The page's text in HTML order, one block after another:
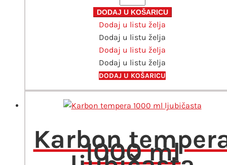
1000
ml
svijetlo
zelena
količina
DODAJ U KOŠARICU
Dodaj u listu želja
Dodaj u listu želja
Dodaj u listu želja
Dodaj u listu želja
DODAJ U KOŠARICU
Karbon1000 ml